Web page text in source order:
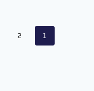
1
2